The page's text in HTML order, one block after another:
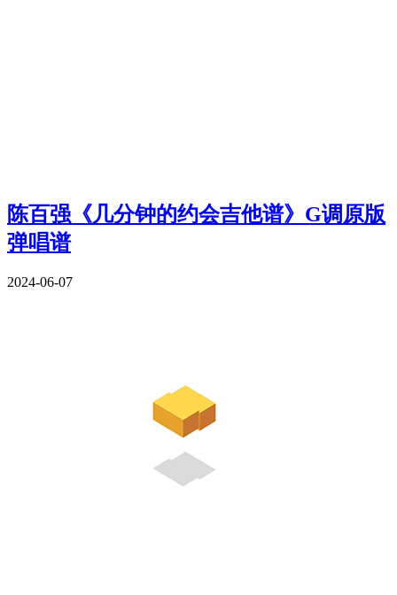
陈百强《几分钟的约会吉他谱》G调原版
弹唱谱
2024-06-07